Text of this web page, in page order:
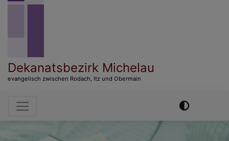
Dekanatsbezirk Michelau
evangelisch zwischen Rodach, Itz und Obermain
Hauptnavigation